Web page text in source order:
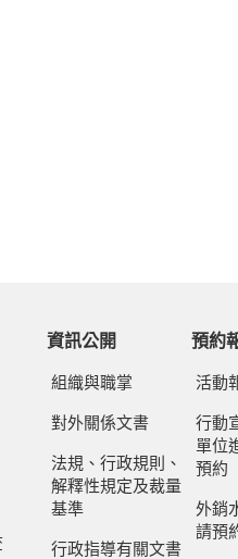
資訊公開
組織與職掌
對外關係文書
法規、行政規則、
解釋性規定及裁量
基準
行政指導有關文書
預約
活動
行動
單位
預約
外銷
請預